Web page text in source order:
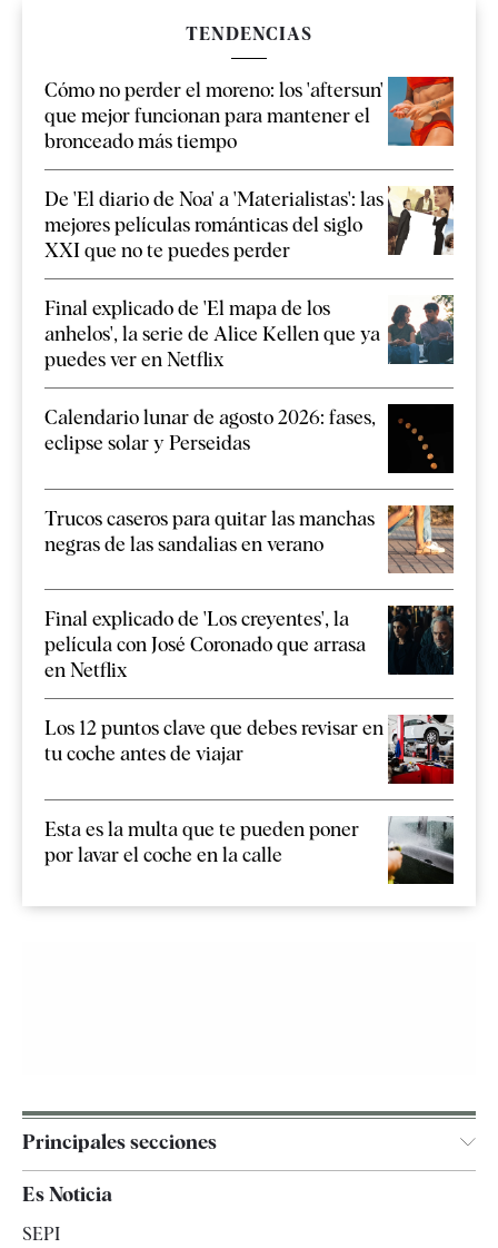
TENDENCIAS
Cómo no perder el moreno: los 'aftersun'
que mejor funcionan para mantener el
bronceado más tiempo
De 'El diario de Noa' a 'Materialistas': las
mejores películas románticas del siglo
XXI que no te puedes perder
Final explicado de 'El mapa de los
anhelos', la serie de Alice Kellen que ya
puedes ver en Netflix
Calendario lunar de agosto 2026: fases,
eclipse solar y Perseidas
Trucos caseros para quitar las manchas
negras de las sandalias en verano
Final explicado de 'Los creyentes', la
película con José Coronado que arrasa
en Netflix
Los 12 puntos clave que debes revisar en
tu coche antes de viajar
Esta es la multa que te pueden poner
por lavar el coche en la calle
Principales secciones
España
Es Noticia
SEPI